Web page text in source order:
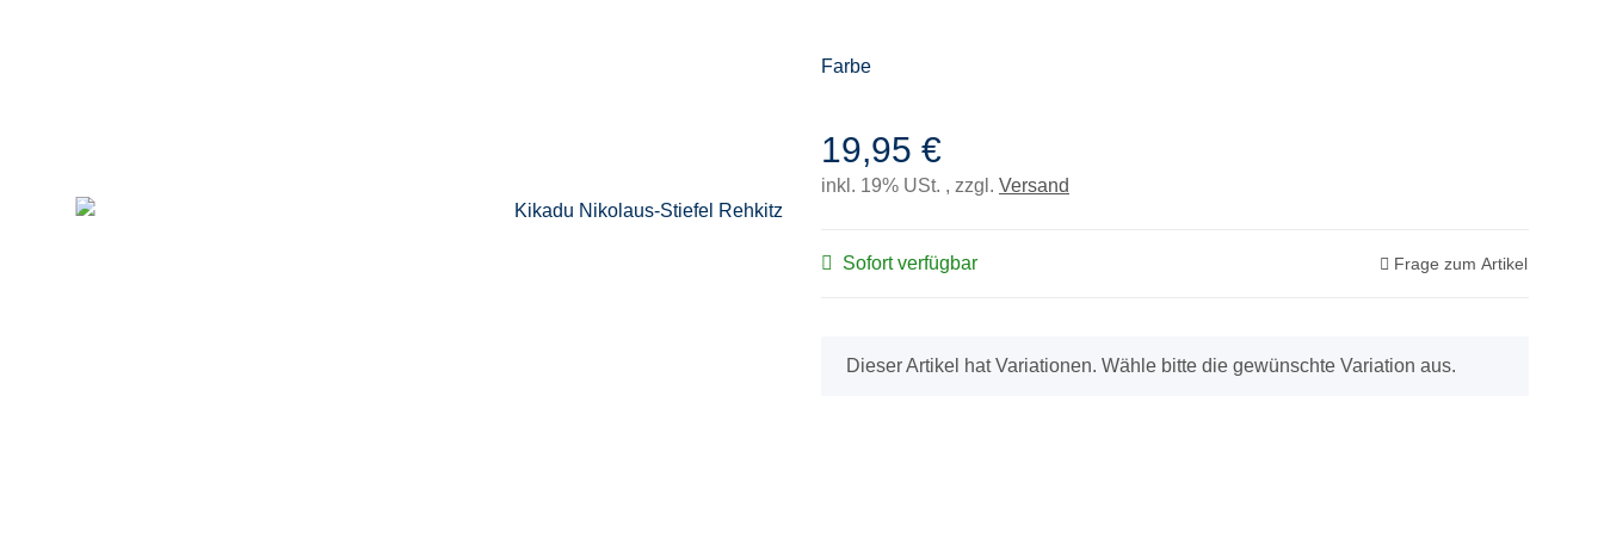
Farbe
19,95 €
inkl. 19% USt. , zzgl. Versand
Sofort verfügbar Frage zum Artikel
xDieser Artikel hat Variationen. Wähle bitte die gewünschte Variation aus.